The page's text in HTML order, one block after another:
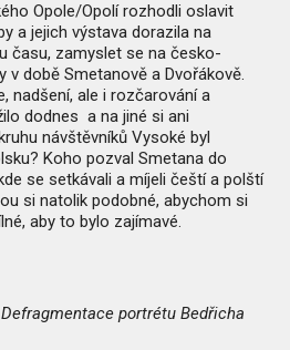
Opole/Opolí rozhodli oslavit
a jejich výstava dorazila na
času, zamyslet se na česko-
v době Smetanově a Dvořákově.
nadšení, ale i rozčarování a
dodnes a na jiné si ani
návštěvníků Vysoké byl
Koho pozval Smetana do
se setkávali a míjeli čeští a polští
si natolik podobné, abychom si
aby to bylo zajímavé.
Defragmentace portrétu Bedřicha